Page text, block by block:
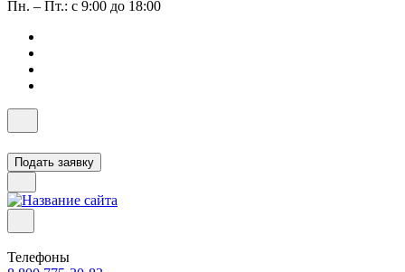
Пн. – Пт.: с 9:00 до 18:00
Подать заявку
Телефоны